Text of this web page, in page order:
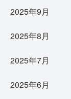
2025年9月
2025年8月
2025年7月
2025年6月